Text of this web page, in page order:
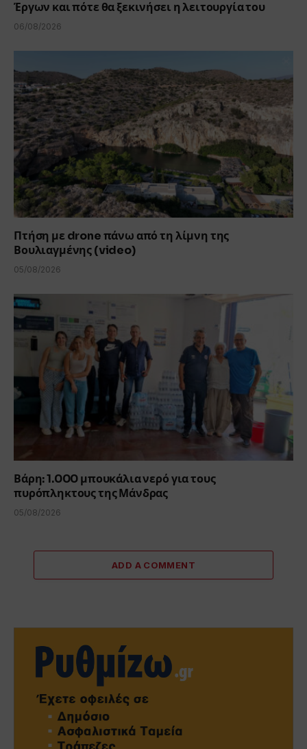
Έργων και πότε θα ξεκινήσει η λειτουργία του
06/08/2026
Πτήση με drone πάνω από τη λίμνη της
Βουλιαγμένης (video)
05/08/2026
Βάρη: 1.000 μπουκάλια νερό για τους
πυρόπληκτους της Μάνδρας
05/08/2026
ADD A COMMENT